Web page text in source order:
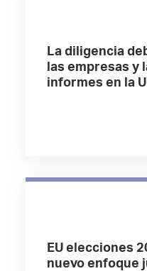
La diligencia
las empresas y
informes en la
EU elecciones
nuevo enfoque